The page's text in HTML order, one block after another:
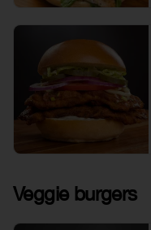
Veggie burgers